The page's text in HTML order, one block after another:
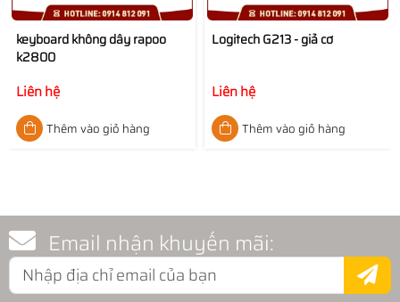
keyboard không dây rapoo
k2800
Liên hệ
Thêm vào giỏ hàng
Logitech G213 - giả cơ
Liên hệ
Thêm vào giỏ hàng
Email nhận khuyến mãi: